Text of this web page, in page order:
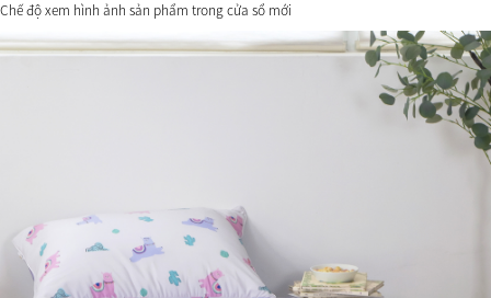
Chế độ xem hình ảnh sản phẩm trong cửa sổ mới